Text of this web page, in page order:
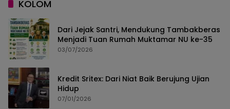
KOLOM
Dari Jejak Santri, Mendukung Tambakberas
Menjadi Tuan Rumah Muktamar NU ke-35
03/07/2026
Kredit Sritex: Dari Niat Baik Berujung Ujian
Hidup
07/01/2026